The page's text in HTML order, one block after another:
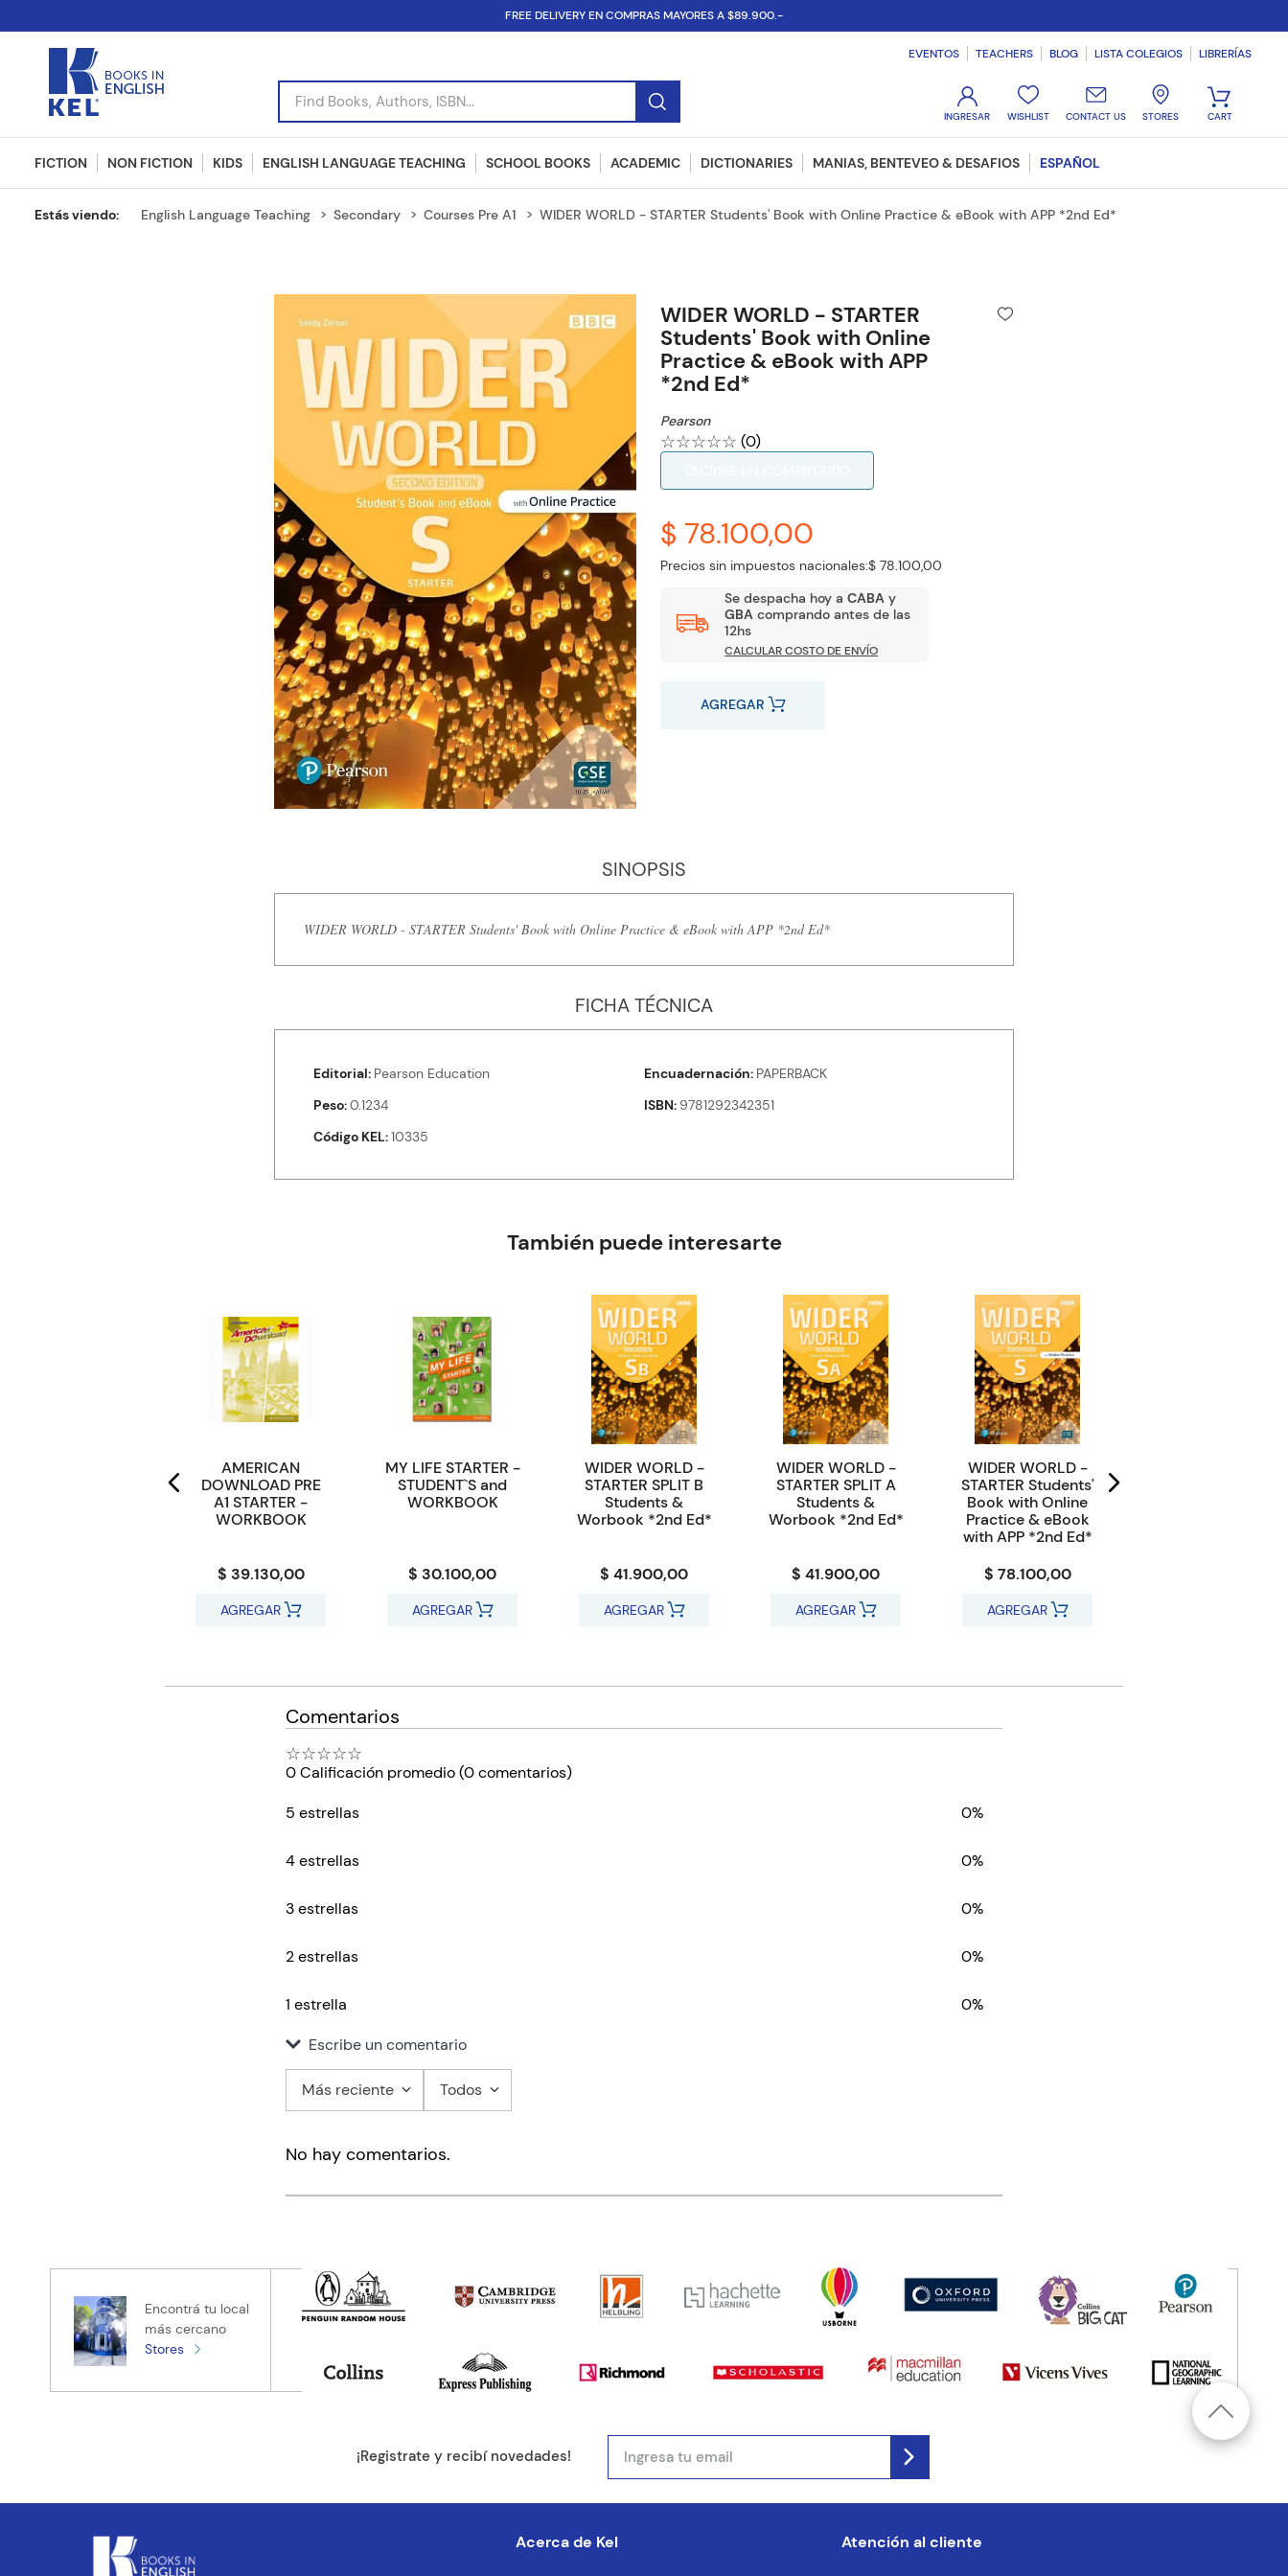
FREE DELIVERY EN COMPRAS MAYORES A $89.900.-
Find Books, Authors, ISBN...
EVENTOS TEACHERS BLOG LISTA COLEGIOS LIBRERÍAS
WISHLIST CONTACT US STORES
FICTION NON FICTION KIDS ENGLISH LANGUAGE TEACHING SCHOOL BOOKS ACADEMIC DICTIONARIES MANIAS, BENTEVEO & DESAFIOS ESPAÑOL
English Language Teaching Secondary Courses Pre A1 WIDER WORLD - STARTER Students' Book with Online Practice & eBook with APP *2nd Ed*
WIDER WORLD - STARTER
Students' Book with Online
Practice & eBook with APP
*2nd Ed*
Pearson
☆☆☆☆☆ (0)
$ 78.100,00
Precios sin impuestos nacionales:$ 78.100,00
Se despacha hoy aCABA y
GBA comprando antes de las
12hs
CALCULAR COSTO DE ENVÍO
AGREGAR
SINOPSIS
WIDER WORLD - STARTER Students' Book with Online Practice & eBook with APP *2nd Ed*
FICHA TÉCNICA
Editorial Pearson Education Encuadernación PAPERBACK
Peso 0.1234 ISBN 9781292342351
Código KEL 10335
También puede interesarte
AMERICAN
DOWNLOAD PRE
A1 STARTER -
WORKBOOK
$ 39.130,00
AGREGAR
MY LIFE STARTER -
STUDENT`S and
WORKBOOK
$ 30.100,00
AGREGAR
WIDER WORLD -
STARTER SPLIT B
Students &
Worbook *2nd Ed*
$ 41.900,00
AGREGAR
WIDER WORLD -
STARTER SPLIT A
Students &
Worbook *2nd Ed*
$ 41.900,00
AGREGAR
WIDER WORLD -
STARTER Students'
Book with Online
Practice & eBook
with APP *2nd Ed*
$ 78.100,00
AGREGAR
Comentarios
☆☆☆☆☆
0 Calificación promedio(0 comentarios)
5 estrellas
0%
4 estrellas 0%
3 estrellas 0%
2 estrellas 0%
1 estrella
0%
Escribe un comentario
Título
Tu nombre
Tu ubicación
Más reciente Todos
No hay comentarios.
Encontrá tu local
más cercano
Stores
¡Registrate y recibí novedades!
Acerca de Kel Atención al cliente